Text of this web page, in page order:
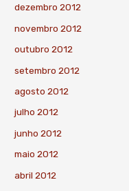
dezembro 2012
novembro 2012
outubro 2012
setembro 2012
agosto 2012
julho 2012
junho 2012
maio 2012
abril 2012